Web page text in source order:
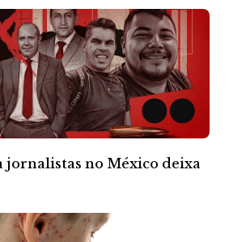
jornalistas no México deixa